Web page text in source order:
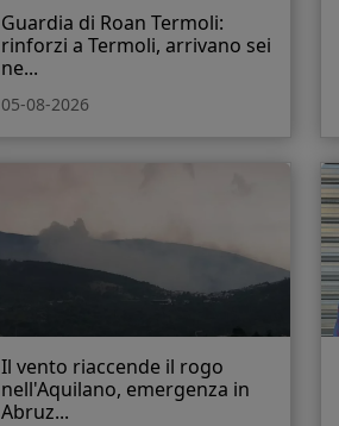
Guardia di Roan Termoli:
rinforzi a Termoli, arrivano sei
ne...
05-08-2026
Il vento riaccende il rogo
nell'Aquilano, emergenza in
Abruz...